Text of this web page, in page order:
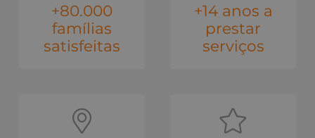
+80.000
famílias
satisfeitas
+14 anos a
prestar
serviços